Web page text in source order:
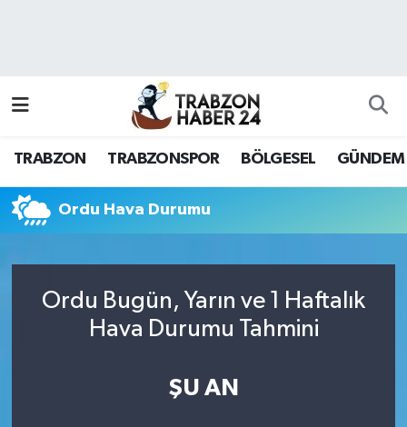
TRABZON TRABZONSPOR BÖLGESEL GÜNDEM
Ordu Hava Durumu
Ordu Bugün, Yarın ve 1 Haftalık
Hava Durumu Tahmini
ŞU AN
Hava Durumu
Namaz Vakitleri
Trafik Durumu
Tüm Manşetler